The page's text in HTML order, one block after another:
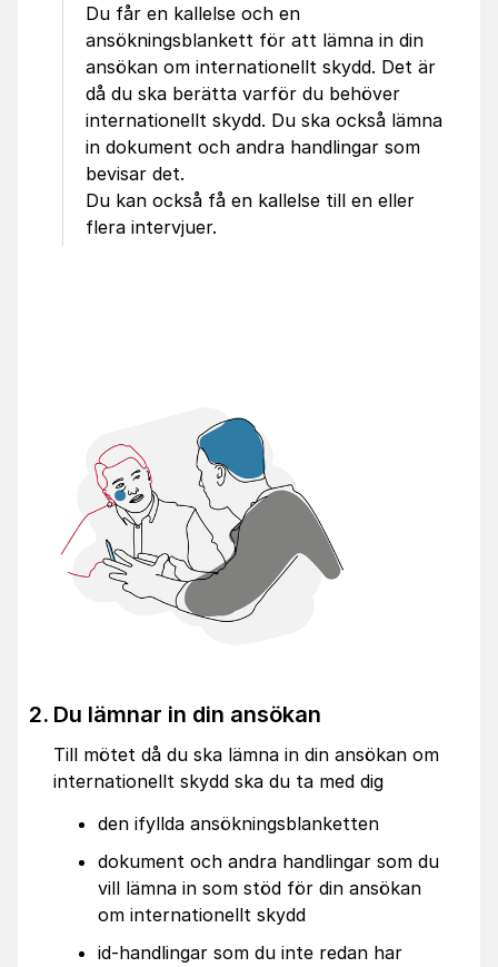
Du får en kallelse och en
ansökningsblankett för att lämna in din
ansökan om internationellt skydd. Det är
då du ska berätta varför du behöver
internationellt skydd. Du ska också lämna
in dokument och andra handlingar som
bevisar det.
Du kan också få en kallelse till en eller
flera intervjuer.
Du lämnar in din ansökan
Till mötet då du ska lämna in din ansökan om
internationellt skydd ska du ta med dig
den ifyllda ansökningsblanketten
dokument och andra handlingar som du
vill lämna in som stöd för din ansökan
om internationellt skydd
id-handlingar som du inte redan har